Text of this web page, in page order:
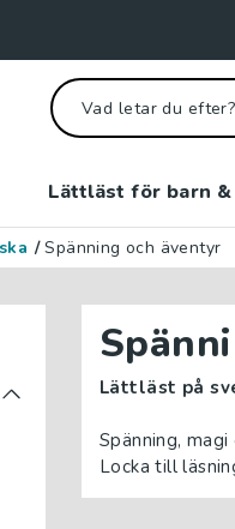
Lättläst för barn &
/ Spänning och äventyr
Lättläst på
Spänning,
Locka till